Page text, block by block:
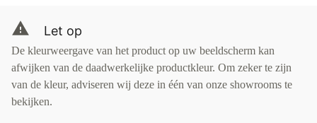
Let op
De kleurweergave van het product op uw beeldscherm kan
afwijken van de daadwerkelijke productkleur. Om zeker te zijn
van de kleur, adviseren wij deze in één van onze showrooms te
bekijken.